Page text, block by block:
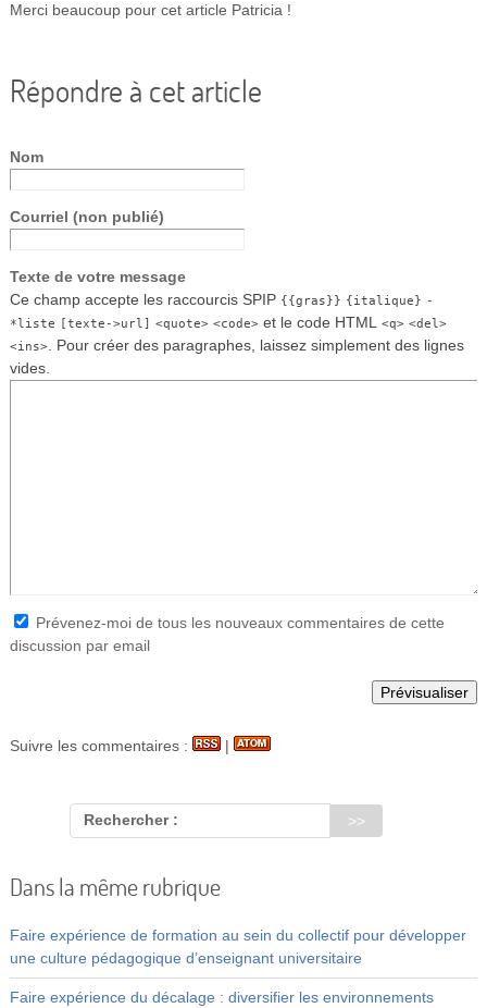
Merci beaucoup pour cet article Patricia !
Répondre à cet article
Nom
Courriel (non publié)
Texte de votre message
Ce champ accepte les raccourcis SPIP {{gras}} {italique} -
*liste [texte->url] <quote> <code>et le code HTML <q> <del>
<ins>. Pour créer des paragraphes, laissez simplement des lignes
vides.
Prévenez-moi de tous les nouveaux commentaires de cette
discussion par email
Suivre les commentaires : |
Rechercher :
Dans la même rubrique
Faire expérience de formation au sein du collectif pour développer
une culture pédagogique d’enseignant universitaire
Faire expérience du décalage : diversifier les environnements